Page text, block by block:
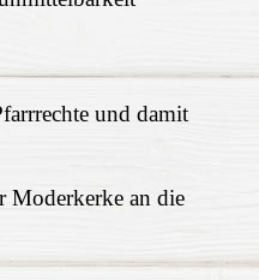
und damit
an die